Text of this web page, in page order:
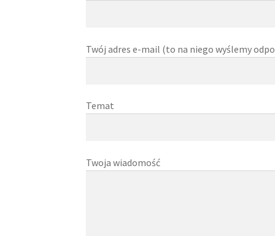
Twój adres e-mail (to na niego wyślemy
Temat
Twoja wiadomość